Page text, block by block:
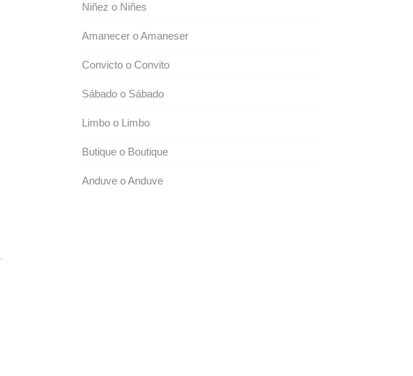
Niñez o Niñes
Amanecer o Amaneser
Convicto o Convito
Sábado o Sábado
Limbo o Limbo
Butique o Boutique
Anduve o Anduve